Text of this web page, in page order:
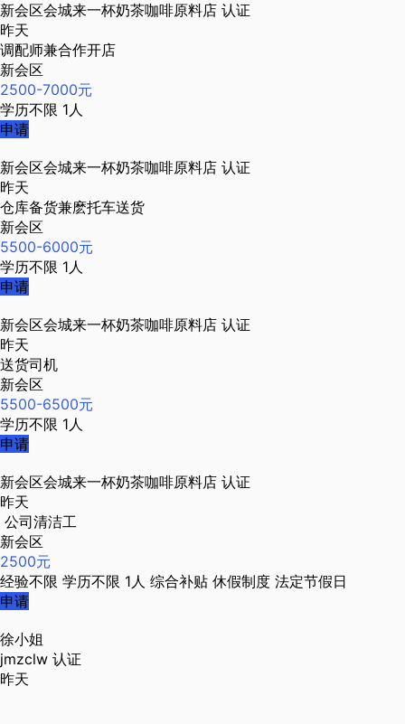
新会区会城来一杯奶茶咖啡原料店 认证
昨天
调配师兼合作开店
新会区
2500-7000元
学历不限 1人
申请
新会区会城来一杯奶茶咖啡原料店 认证
昨天
仓库备货兼麽托车送货
新会区
5500-6000元
学历不限 1人
申请
新会区会城来一杯奶茶咖啡原料店 认证
昨天
送货司机
新会区
5500-6500元
学历不限 1人
申请
新会区会城来一杯奶茶咖啡原料店 认证
昨天
公司清洁工
新会区
2500元
经验不限 学历不限 1人 综合补贴 休假制度 法定节假日
申请
徐小姐
jmzclw 认证
昨天